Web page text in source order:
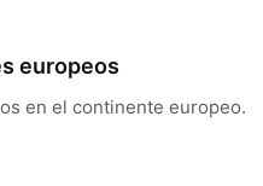
europeos
en el continente europeo.